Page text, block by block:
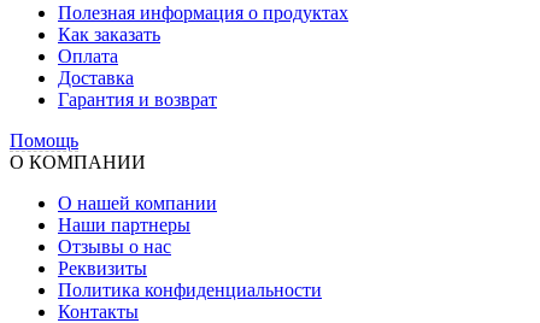
Полезная информация о продуктах
Как заказать
Оплата
Доставка
Гарантия и возврат
Помощь
О КОМПАНИИ
О нашей компании
Наши партнеры
Отзывы о нас
Реквизиты
Политика конфиденциальности
Контакты